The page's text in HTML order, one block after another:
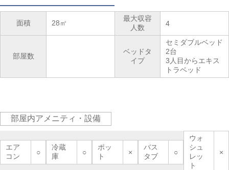
面積 28㎡
最大収容
人数
4
部屋数
ベッドタ
イプ
セミダブルベッド
2台
3人目からエキス
トラベッド
部屋内アメニティ・設備
エア
コン
○
冷蔵
庫
○
ポッ
ト
×
バス
タブ
○
ウォ
シュ
レッ
ト
×